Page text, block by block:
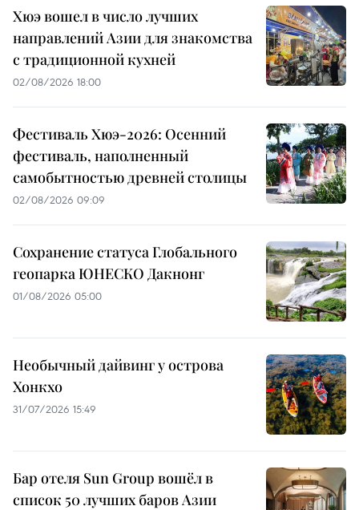
Хюэ вошел в число лучших
направлений Азии для знакомства
с традиционной кухней
02/08/2026 18:00
Фестиваль Хюэ-2026: Осенний
фестиваль, наполненный
самобытностью древней столицы
02/08/2026 09:09
Сохранение статуса Глобального
геопарка ЮНЕСКО Дакнонг
01/08/2026 05:00
Необычный дайвинг у острова
Хонкхо
31/07/2026 15:49
Бар отеля Sun Group вошёл в
список 50 лучших баров Азии